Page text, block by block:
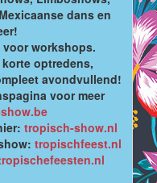
dans en
voor workshops.
optredens,
avondvullend!
voor meer
tropisch-show.nl
tropischfeest.nl